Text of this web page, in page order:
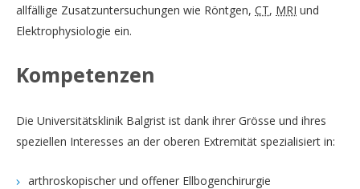
allfällige Zusatzuntersuchungen wie Röntgen, CT, MRI und
Elektrophysiologie ein.
Kompetenzen
Die Universitätsklinik Balgrist ist dank ihrer Grösse und ihres
speziellen Interesses an der oberen Extremität spezialisiert in:
arthroskopischer und offener Ellbogenchirurgie